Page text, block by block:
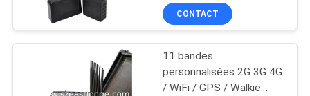
1600MHZ
CONTACT
11 bandes
personnalisées 2G 3G 4G
/ WiFi / GPS / Walkie